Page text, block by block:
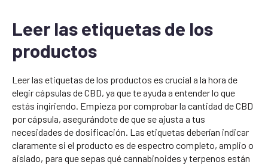
Leer las etiquetas de los
productos
Leer las etiquetas de los productos es crucial a la hora de
elegir cápsulas de CBD, ya que te ayuda a entender lo que
estás ingiriendo. Empieza por comprobar la cantidad de CBD
por cápsula, asegurándote de que se ajusta a tus
necesidades de dosificación. Las etiquetas deberían indicar
claramente si el producto es de espectro completo, amplio o
aislado, para que sepas qué cannabinoides y terpenos están